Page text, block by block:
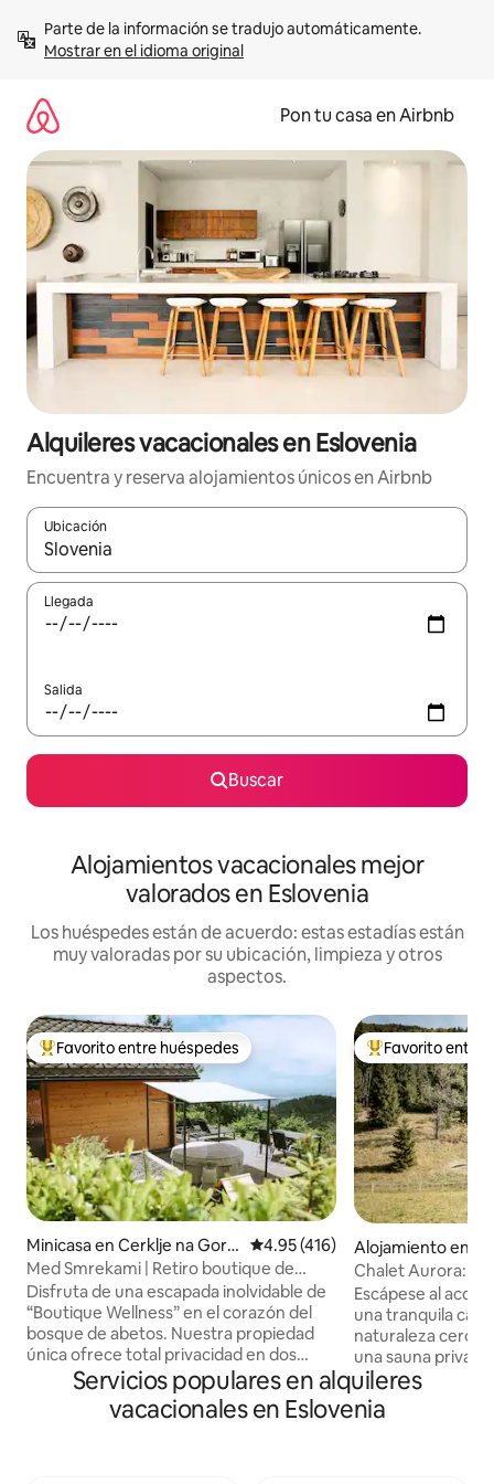
contenidoMostrar en el idioma original
Pon tu casa en Airbnb
Alquileres vacacionales en Eslovenia
Encuentra y reserva alojamientos únicos en Airbnb
Ubicación
Cuando los resultados estén disponibles, navega con las
Llegada
Salida
Buscar
Alojamientos vacacionales mejor
valorados en Eslovenia
Los huéspedes están de acuerdo: estas estadías están
muy valoradas por su ubicación, limpieza y otros
aspectos.
Favorito entre huéspedes preferido
Favorito entre huéspedes
Minicasa en Cerklje na Gore
njskem
Calificación promedio: 4.95 de
4.95 (416)
Med Smrekami | Retiro boutique de
bienestar y spa
Disfruta de una escapada inolvidable de
“Boutique Wellness” en el corazón del
bosque de abetos. Nuestra propiedad
única ofrece total privacidad en dos
secciones separadas: una romántica
casa de madera con vistas panorámicas,
un sillón de masaje de alta gama y un
Favorito entre
Favorito entre
Alojamiento en
rijo
Chalet Aurora:
naturaleza cerca
Escápese al
una tranquila
naturaleza cerca
una sauna
disfrute de la paz
totales, lejos del
casa es ideal para
Servicios populares en alquileres
vacacionales en Eslovenia